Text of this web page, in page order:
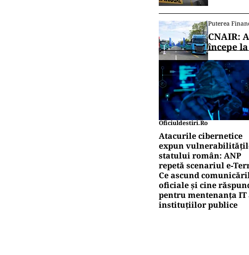
Puterea
CNAIR:
începe
Oficiuldestiri.ro
Atacurile cibernetice
expun
statului român: ANP
repetă scenariul
Ce ascund
oficiale și cine
pentru mentenanța IT
instituțiilor publice